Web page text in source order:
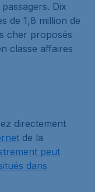
Dix
de 1,8 million de
cher proposés
classe affaires
directement
de la
peut
dans